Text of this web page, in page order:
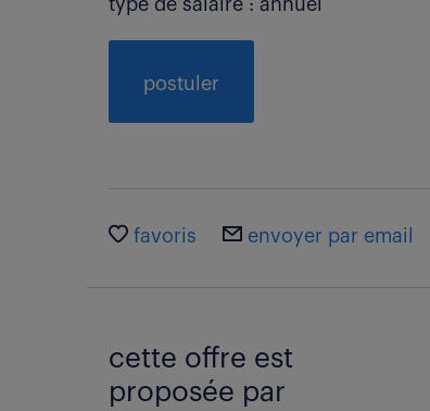
type de salaire : annuel
postuler
favoris envoyer par email
cette offre est
proposée par